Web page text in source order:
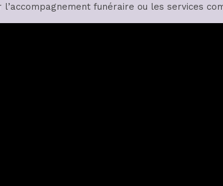
funéraire ou les services